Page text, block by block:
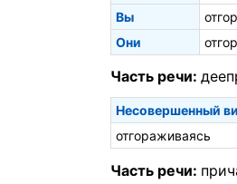
Вы
Они
Часть речи:
Несовершенный
отгораживаясь
Часть речи: